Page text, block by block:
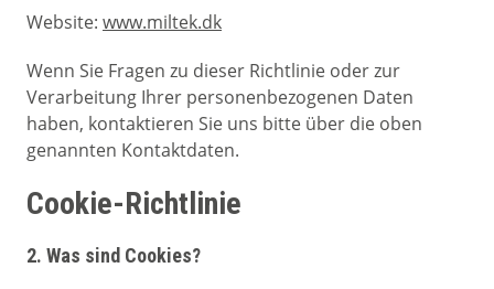
Website: www.miltek.dk
Wenn Sie Fragen zu dieser Richtlinie oder zur
Verarbeitung Ihrer personenbezogenen Daten
haben, kontaktieren Sie uns bitte über die oben
genannten Kontaktdaten.
Cookie-Richtlinie
2. Was sind Cookies?